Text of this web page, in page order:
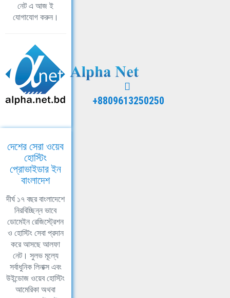
নেট এ আজ ই
যোগাযোগ করুন।
+8809613250250
দেশের সেরা ওয়েব
হোস্টিং
প্রোভাইডার ইন
বাংলাদেশ
দীর্ঘ ১৭ বছর বাংলাদেশে
নিরবিচ্ছিন্ন ভাবে
ডোমেইন রেজিস্ট্রেশন
ও হোস্টিং সেবা প্রদান
করে আসছে আলফা
নেট। সুলভ মূল্যে
সর্বাধুনিক লিনাক্স এবং
উইন্ডোজ ওয়েব হোস্টিং
আমেরিকা অথবা